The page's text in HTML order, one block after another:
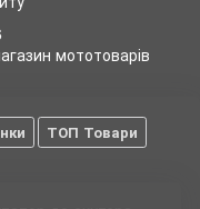
мототоварів
ТОП Товари